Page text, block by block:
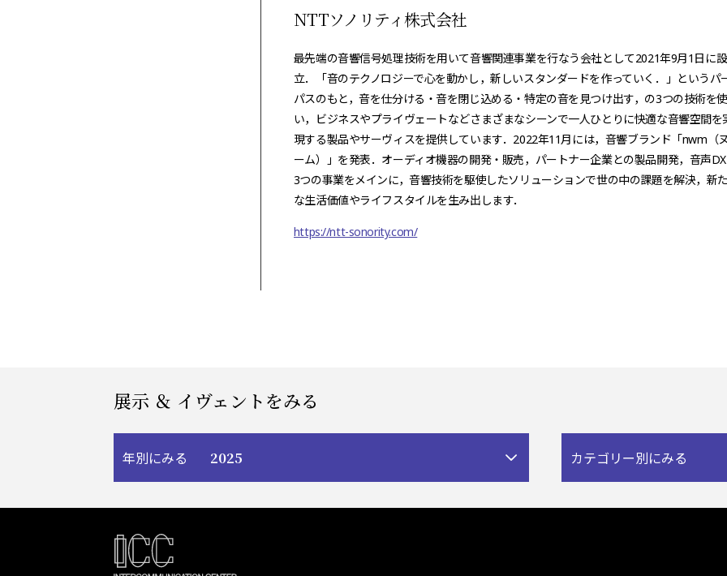
NTTソノリティ株式会社
最先端の音響信号処理技術を用いて音響関連事業を行なう会社として2021年9月1日に設
立．「音のテクノロジーで心を動かし，新しいスタンダードを作っていく．」というパ
パスのもと，音を仕分ける・音を閉じ込める・特定の音を見つけ出す，の3つの技術を使
い，ビジネスやプライヴェートなどさまざまなシーンで一人ひとりに快適な音響空間を
現する製品やサーヴィスを提供しています．2022年11月には，音響ブランド「nwm（
ーム）」を発表．オーディオ機器の開発・販売，パートナー企業との製品開発，音声
3つの事業をメインに，音響技術を駆使したソリューションで世の中の課題を解決，新
な生活価値やライフスタイルを生み出します．
https://ntt-sonority.com/
展示 ＆ イヴェントをみる
年別にみる 2025 カテゴリー別にみる